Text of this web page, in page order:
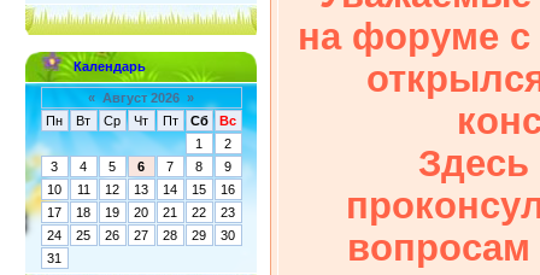
Календарь
« Август 2026 »
Пн
Вт Ср Чт Пт Сб
Вс
1
2
3
4 5 6 7 8
9
10
11 12 13 14 15
16
17
18 19 20 21 22
23
24
25 26 27 28 29
30
31
на форуме с